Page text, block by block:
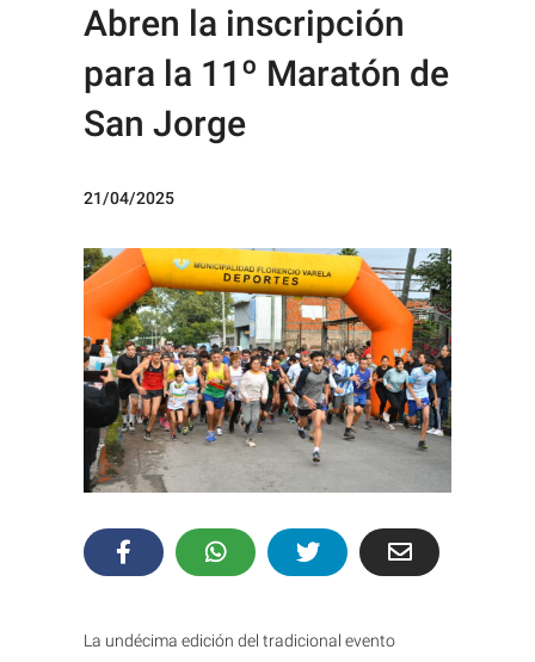
Abren la inscripción
para la 11º Maratón de
San Jorge
21/04/2025
La undécima edición del tradicional evento